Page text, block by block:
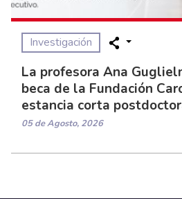
Investigación
La profesora Ana
beca de la Fundación
estancia corta
05 de Agosto, 2026